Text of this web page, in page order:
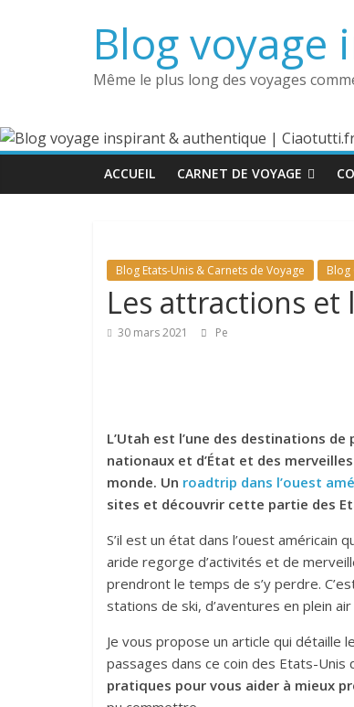
Blog
Même le plus long des voyages
ACCUEIL CARNET DE VOYAGE
Blog Etats-Unis & Carnets de Voyage Blog
Les attractions et
30 mars 2021 Pe
L’Utah est l’une des destinations
nationaux et d’État et des
monde. Un roadtrip dans l’ouest
sites et découvrir cette partie des
S’il est un état dans l’ouest américain
aride regorge d’activités et de
prendront le temps de s’y perdre.
stations de ski, d’aventures en plein
Je vous propose un article qui détaille
passages dans ce coin des Etats-Unis
pratiques pour vous aider à mieux